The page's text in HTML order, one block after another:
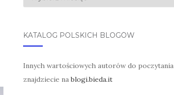
KATALOG POLSKICH BLOGÓW
Innych wartościowych autorów do poczytania
znajdziecie nablogi.bieda.it